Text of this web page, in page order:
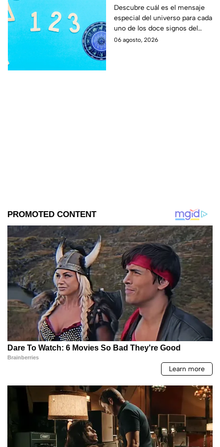
zodíaco hoy jueves 6 de
agosto
Descubre cuál es el mensaje
especial del universo para cada
uno de los doce signos del
zodíaco, así como sus
06 agosto, 2026